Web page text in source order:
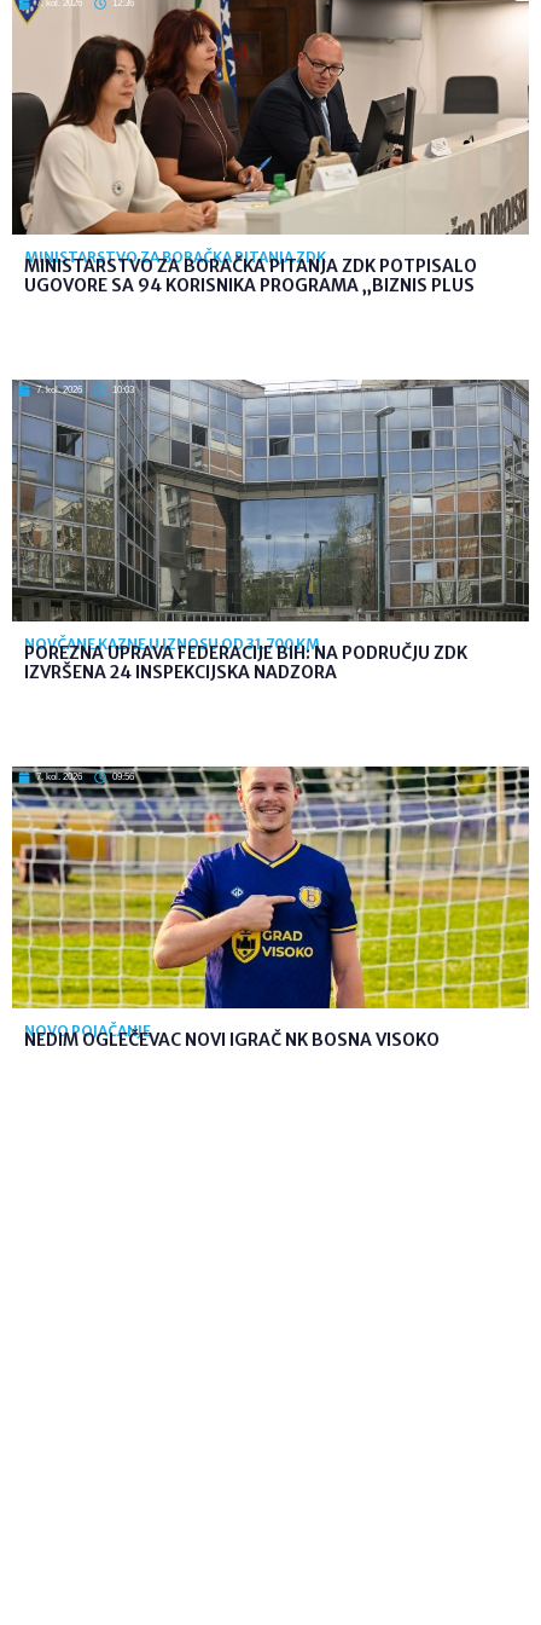
7. kol. 2026 12:36
MINISTARSTVO ZA BORAČKA PITANJA ZDK
MINISTARSTVO ZA BORAČKA PITANJA ZDK POTPISALO
UGOVORE SA 94 KORISNIKA PROGRAMA „BIZNIS PLUS
7. kol. 2026 10:03
NOVČANE KAZNE U IZNOSU OD 31.700 KM
POREZNA UPRAVA FEDERACIJE BIH: NA PODRUČJU ZDK
IZVRŠENA 24 INSPEKCIJSKA NADZORA
7. kol. 2026 09:56
NOVO POJAČANJE
NEDIM OGLEČEVAC NOVI IGRAČ NK BOSNA VISOKO